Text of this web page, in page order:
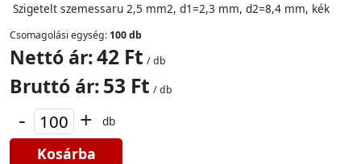
Szigetelt szemessaru 2,5 mm2, d1=2,3 mm, d2=8,4 mm, kék
Csomagolási egység: 100 db
Nettó ár:42 Ft / db
Bruttó ár:53 Ft / db
- + db
Kosárba